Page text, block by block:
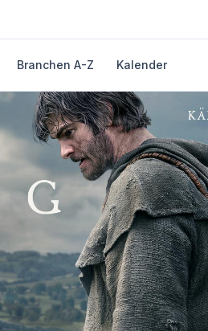
Branchen A-Z Kalender